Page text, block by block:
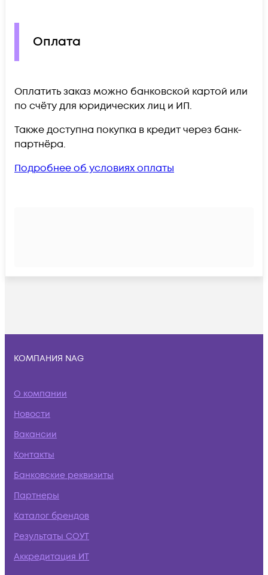
Оплата
Оплатить заказ можно банковской картой или
по счёту для юридических лиц и ИП.
Также доступна покупка в кредит через банк-
партнёра.
Подробнее об условиях оплаты
КОМПАНИЯ NAG
О компании
Новости
Вакансии
Контакты
Банковские реквизиты
Партнеры
Каталог брендов
Результаты СОУТ
Аккредитация ИТ